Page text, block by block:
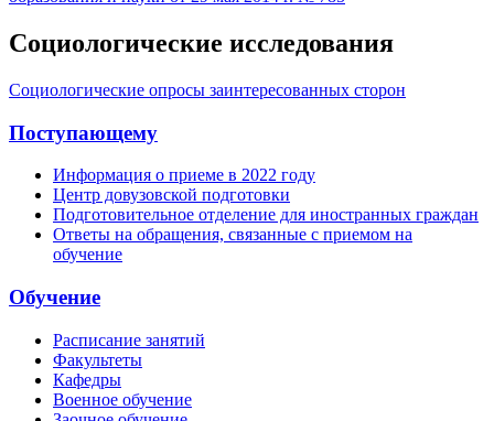
Социологические исследования
Социологические опросы заинтересованных сторон
Поступающему
Информация о приеме в 2022 году
Центр довузовской подготовки
Подготовительное отделение для иностранных граждан
Ответы на обращения, связанные с приемом на
обучение
Обучение
Расписание занятий
Факультеты
Кафедры
Военное обучение